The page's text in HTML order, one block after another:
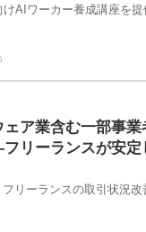
AIワーカー養成講座を提
ア業含む一部事
リーランスが安定
リーランスの取引状況改